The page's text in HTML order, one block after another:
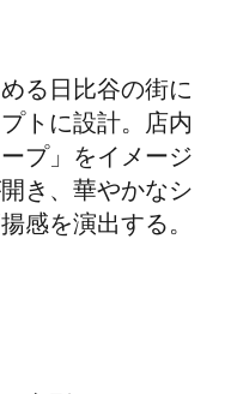
る日比谷の街に
トに設計。店内
プ」をイメージ
き、華やかなシ
感を演出する。